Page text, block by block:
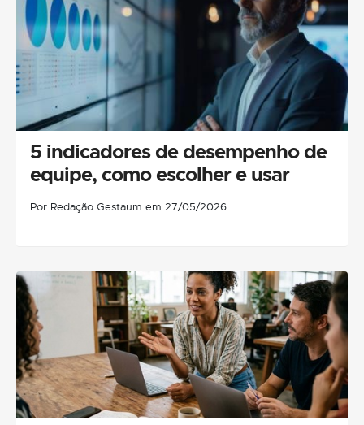
5 indicadores de desempenho de
equipe, como escolher e usar
Por Redação Gestaum em 27/05/2026